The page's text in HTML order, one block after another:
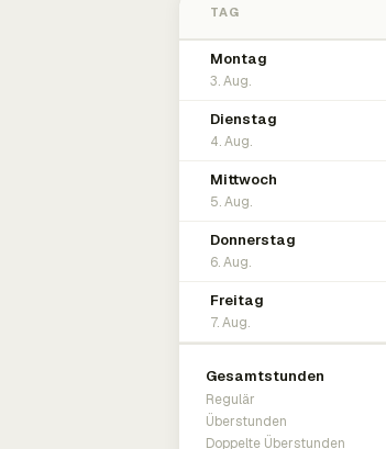
TAG
Montag
3. Aug.
Dienstag
4. Aug.
Mittwoch
5. Aug.
Donnerstag
6. Aug.
Freitag
7. Aug.
Gesamtstunden
Regulär
Überstunden
Doppelte Überstunden